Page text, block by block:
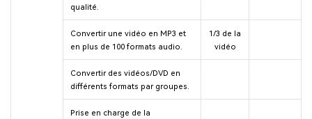
qualité.
Convertir une vidéo en MP3 et
en plus de 100 formats audio.
1/3 de la
vidéo
Convertir des vidéos/DVD en
différents formats par groupes.
Prise en charge de la